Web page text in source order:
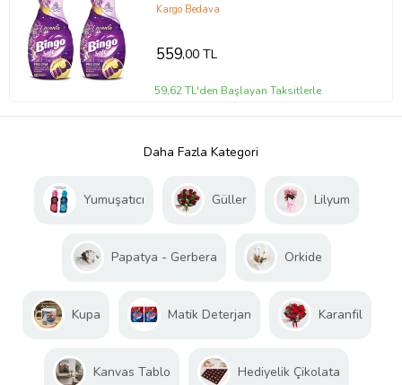
Kargo Bedava
559,00 TL
59,62 TL'den Başlayan Taksitlerle
Daha Fazla Kategori
Yumuşatıcı Güller Lilyum
Papatya - Gerbera Orkide
Kupa Matik Deterjan Karanfil
Kanvas Tablo Hediyelik Çikolata